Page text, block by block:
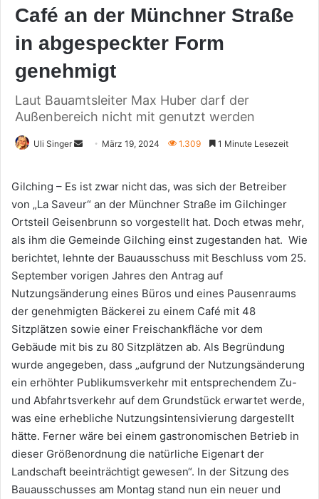
Café an der Münchner Straße
in abgespeckter Form
genehmigt
Laut Bauamtsleiter Max Huber darf der
Außenbereich nicht mit genutzt werden
Uli Singer
Sende
E-
Mail
März 19, 2024 1.309 1 Minute Lesezeit
Gilching – Es ist zwar nicht das, was sich der Betreiber
von „La Saveur“ an der Münchner Straße im Gilchinger
Ortsteil Geisenbrunn so vorgestellt hat. Doch etwas mehr,
als ihm die Gemeinde Gilching einst zugestanden hat. Wie
berichtet, lehnte der Bauausschuss mit Beschluss vom 25.
September vorigen Jahres den Antrag auf
Nutzungsänderung eines Büros und eines Pausenraums
der genehmigten Bäckerei zu einem Café mit 48
Sitzplätzen sowie einer Freischankfläche vor dem
Gebäude mit bis zu 80 Sitzplätzen ab. Als Begründung
wurde angegeben, dass „aufgrund der Nutzungsänderung
ein erhöhter Publikumsverkehr mit entsprechendem Zu-
und Abfahrtsverkehr auf dem Grundstück erwartet werde,
was eine erhebliche Nutzungsintensivierung dargestellt
hätte. Ferner wäre bei einem gastronomischen Betrieb in
dieser Größenordnung die natürliche Eigenart der
Landschaft beeinträchtigt gewesen“. In der Sitzung des
Bauausschusses am Montag stand nun ein neuer und